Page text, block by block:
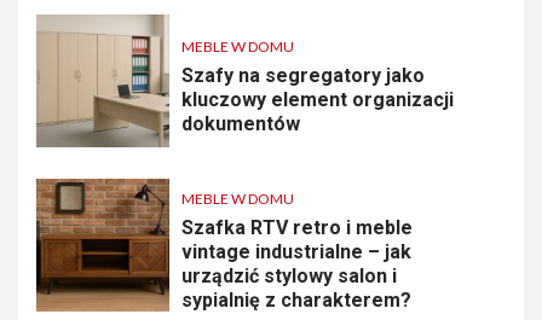
MEBLE W DOMU
Szafy na segregatory jako
kluczowy element organizacji
dokumentów
MEBLE W DOMU
Szafka RTV retro i meble
vintage industrialne – jak
urządzić stylowy salon i
sypialnię z charakterem?